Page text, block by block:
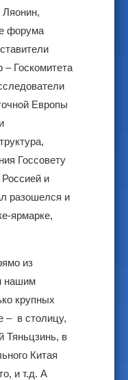
Ляонин,
форума
– Госкомитета
Европы
Госсовету
и
разошелся и
ярмарке,
из
нашим
крупных
– в столицу,
Тяньцзинь, в
Китая
и т.д. А